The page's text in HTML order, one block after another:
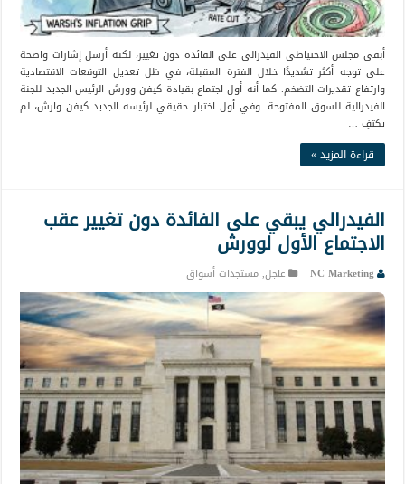
أبقى مجلس الاحتياطي الفيدرالي على الفائدة دون تغيير، لكنه أرسل إشارات واضحة
على توجه أكثر تشديدًا خلال الفترة المقبلة، في ظل تعديل التوقعات الاقتصادية
وارتفاع تقديرات التضخم. كما أنه أول اجتماع بقيادة كيفن وورش الرئيس الجديد للجنة
الفيدرالية للسوق المفتوحة. وفي أول اختبار حقيقي لرئيسه الجديد كيفن وارش، لم
يكتفِ …
قراءة المزيد »
الفيدرالي يبقي على الفائدة دون تغيير عقب
الاجتماع الأول لوورش
NC Marketing عاجل,مستجدات أسواق